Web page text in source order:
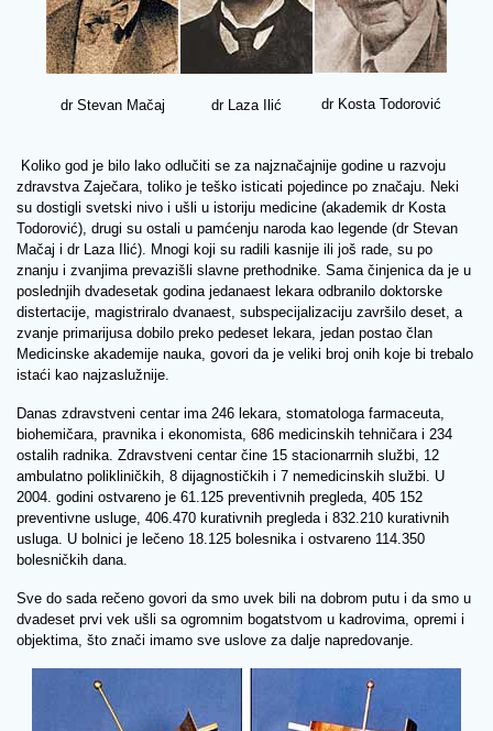
dr Stevan Mačaj dr Laza Ilić dr Kosta Todorović
Koliko god je bilo lako odlučiti se za najznačajnije godine u razvoju
zdravstva Zaječara, toliko je teško isticati pojedince po značaju. Neki
su dostigli svetski nivo i ušli u istoriju medicine (akademik dr Kosta
Todorović), drugi su ostali u pamćenju naroda kao legende (dr Stevan
Mačaj i dr Laza Ilić). Mnogi koji su radili kasnije ili još rade, su po
znanju i zvanjima prevazišli slavne prethodnike. Sama činjenica da je u
poslednjih dvadesetak godina jedanaest lekara odbranilo doktorske
distertacije, magistriralo dvanaest, subspecijalizaciju završilo deset, a
zvanje primarijusa dobilo preko pedeset lekara, jedan postao član
Medicinske akademije nauka, govori da je veliki broj onih koje bi trebalo
istaći kao najzaslužnije.
Danas zdravstveni centar ima 246 lekara, stomatologa farmaceuta,
biohemičara, pravnika i ekonomista, 686 medicinskih tehničara i 234
ostalih radnika. Zdravstveni centar čine 15 stacionarrnih službi, 12
ambulatno polikliničkih, 8 dijagnostičkih i 7 nemedicinskih službi. U
2004. godini ostvareno je 61.125 preventivnih pregleda, 405 152
preventivne usluge, 406.470 kurativnih pregleda i 832.210 kurativnih
usluga. U bolnici je lečeno 18.125 bolesnika i ostvareno 114.350
bolesničkih dana.
Sve do sada rečeno govori da smo uvek bili na dobrom putu i da smo u
dvadeset prvi vek ušli sa ogromnim bogatstvom u kadrovima, opremi i
objektima, što znači imamo sve uslove za dalje napredovanje.